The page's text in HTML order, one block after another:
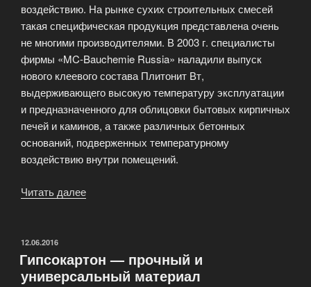
воздействию. На рынке сухих строительных смесей
такая специфическая продукция представлена очень
не многими производителями. В 2003 г. специалисты
фирмы «MC-Bauchemie Russia» наладили выпуск
нового клеевого состава Плитонит Вт,
выдерживающего высокую температуру эксплуатации
и предназначенного для облицовки бытовых кирпичных
печей и каминов, а также различных бетонных
оснований, подверженных температурному
воздействию внутри помещений.
Читать далее
сухих
строительных
ОПУБЛИКОВАНО
12.06.2016
Гипсокартон — прочный и
универсальный материал